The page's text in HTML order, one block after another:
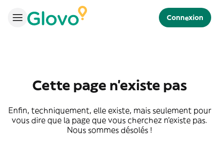
Connexion
Cette page n'existe pas
Enfin, techniquement, elle existe, mais seulement pour
vous dire que la page que vous cherchez n'existe pas.
Nous sommes désolés !